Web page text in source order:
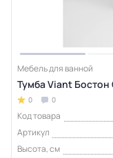
Мебель для ванной
Тумба Viant Бостон
0 0
Код товара
Артикул
Высота, см